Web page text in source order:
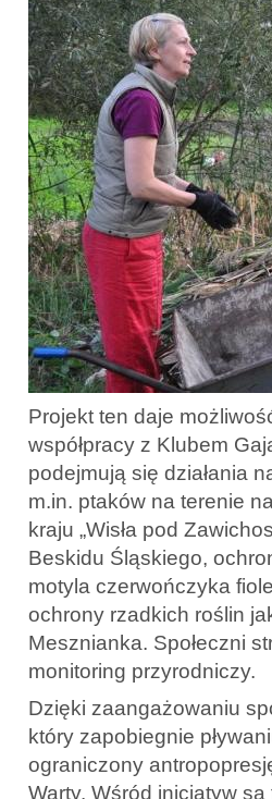
Projekt ten daje
współpracy z Klubem
podejmują się działania
m.in. ptaków na terenie
kraju „Wisła pod
Beskidu Śląskiego,
motyla czerwończyka
ochrony rzadkich roślin
Mesznianka. Społeczni
monitoring przyrodniczy.
Dzięki zaangażowaniu
który zapobiegnie
ograniczony
Warty. Wśród inicjatyw